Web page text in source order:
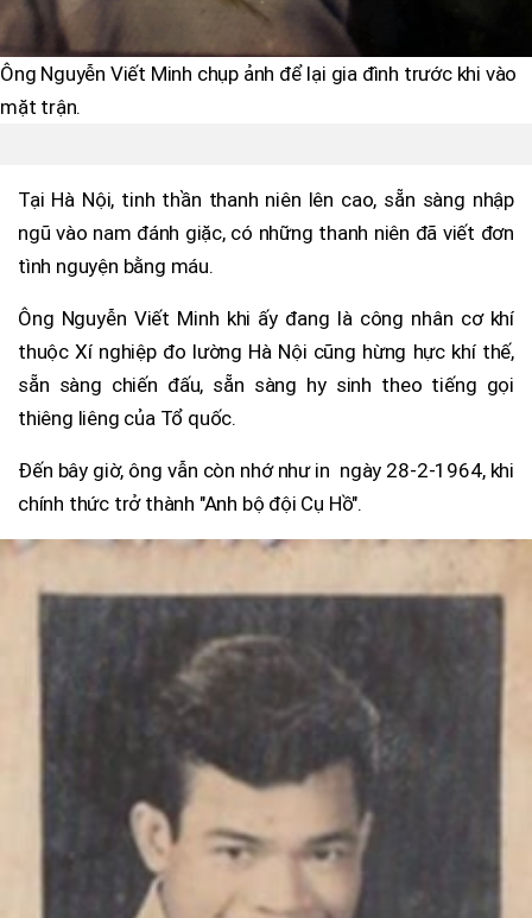
Ông Nguyễn Viết Minh chụp ảnh để lại gia đình trước khi vào
mặt trận.
Tại Hà Nội, tinh thần thanh niên lên cao, sẵn sàng nhập
ngũ vào nam đánh giặc, có những thanh niên đã viết đơn
tình nguyện bằng máu.
Ông Nguyễn Viết Minh khi ấy đang là công nhân cơ khí
thuộc Xí nghiệp đo lường Hà Nội cũng hừng hực khí thế,
sẵn sàng chiến đấu, sẵn sàng hy sinh theo tiếng gọi
thiêng liêng của Tổ quốc.
Đến bây giờ, ông vẫn còn nhớ như in ngày 28-2-1964, khi
chính thức trở thành "Anh bộ đội Cụ Hồ".